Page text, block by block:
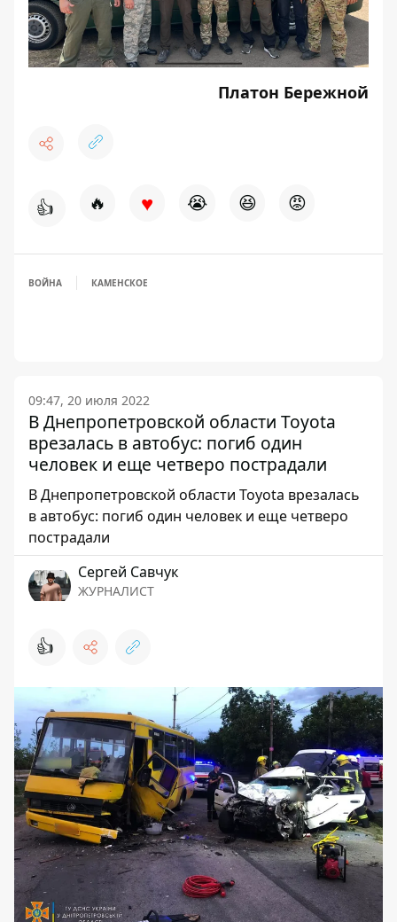
Платон Бережной
👍 🔥 ♥ 😭 😆 😡
ВОЙНА КАМЕНСКОЕ
09:47, 20 июля 2022
В Днепропетровской области Toyota
врезалась в автобус: погиб один
человек и еще четверо пострадали
В Днепропетровской области Toyota врезалась
в автобус: погиб один человек и еще четверо
пострадали
Сергей Савчук
ЖУРНАЛИСТ
👍